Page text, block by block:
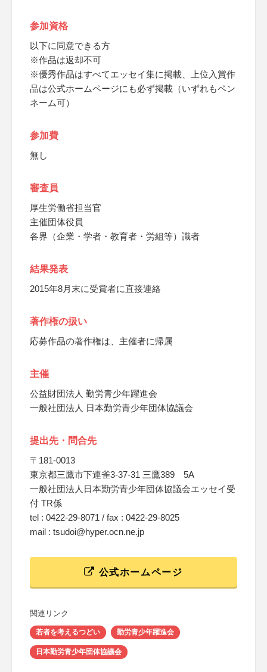
参加資格
以下に同意できる方
※作品は返却不可
※優秀作品はすべてエッセイ集に掲載、上位入賞作
品は公式ホームページにも必ず掲載（いずれもペン
ネーム可）
参加費
無し
審査員
厚生労働省担当官
主催団体役員
各界（企業・学者・教育者・労組等）識者
結果発表
2015年8月末に受賞者に直接連絡
著作権の扱い
応募作品の著作権は、主催者に帰属
主催
公益財団法人 勤労青少年躍進会
一般社団法人 日本勤労青少年団体協議会
提出先・問合先
〒181-0013
東京都三鷹市下連雀3-37-31 三鷹389 5A
一般社団法人日本勤労青少年団体協議会エッセイ受
付 TR係
tel : 0422-29-8071 / fax : 0422-29-8025
mail : tsudoi@hyper.ocn.ne.jp
公式ホームページ
関連リンク
若者を考えるつどい 勤労青少年躍進会
日本勤労青少年団体協議会